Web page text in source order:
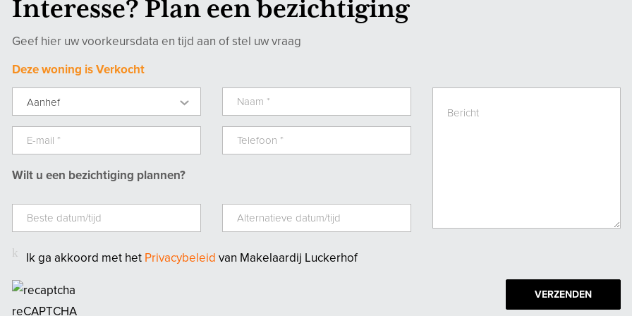
Interesse? Plan een bezichtiging
Geef hier uw voorkeursdata en tijd aan of stel uw vraag
Deze woning is Verkocht
Aanhef
Wilt u een bezichtiging plannen?
Ik ga akkoord met het Privacybeleid van Makelaardij Luckerhof
reCAPTCHA
VERZENDEN